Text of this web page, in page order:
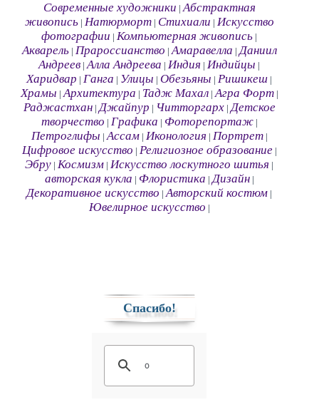
Современные художники |Абстрактная
живопись| Натюрморт| Стихиали Искусство
фотографии |Компьютерная живопись
Акварель| Прароссианство |Амаравелла |Даниил
Андреев |Алла Андреева |Индия |Индийцы
Харидвар |Ганга Улицы |Обезьяны |Ришикеш
Храмы |Архитектура Тадж Махал|Агра Форт|
Раджастхан|Джайпур Читторгарх|Детское
творчество Графика Фоторепортаж|
Петроглифы |Ассам| Иконология Портрет|
Цифровое искусство Религиозное образование|
Эбру |Космизм |Искусство лоскутного шитья
авторская кукла Флористика |Дизайн|
Декоративное искусство |Авторский костюм
Ювелирное искусство
Спасибо!